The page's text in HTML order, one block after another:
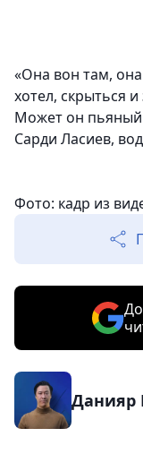
«Она вон там, она
хотел, скрыться
Может он
Сарди Ласиев,
Фото: кадр из
Данияр